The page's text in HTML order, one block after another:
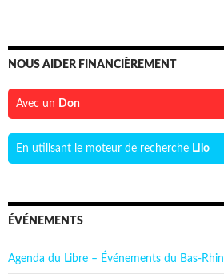
NOUS AIDER FINANCIÈREMENT
Avec un Don
En utilisant le moteur de recherche Lilo
ÉVÉNEMENTS
Agenda du Libre – Événements du Bas-Rhin